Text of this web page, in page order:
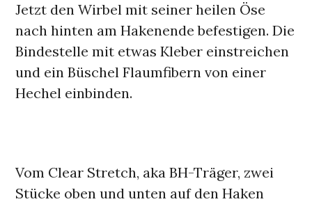
Jetzt den Wirbel mit seiner heilen Öse
nach hinten am Hakenende befestigen. Die
Bindestelle mit etwas Kleber einstreichen
und ein Büschel Flaumfibern von einer
Hechel einbinden.
Vom Clear Stretch, aka BH-Träger, zwei
Stücke oben und unten auf den Haken